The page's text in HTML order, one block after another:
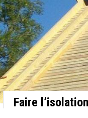
Faire